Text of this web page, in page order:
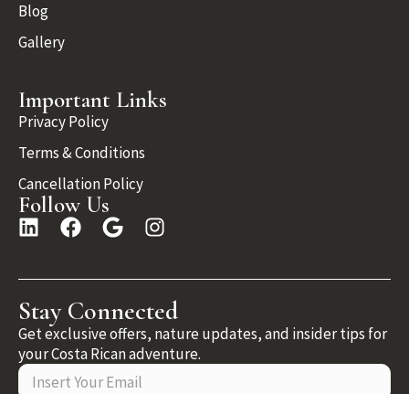
Blog
Gallery
Important Links
Privacy Policy
Terms & Conditions
Cancellation Policy
Follow Us
Stay Connected
Get exclusive offers, nature updates, and insider tips for
your Costa Rican adventure.